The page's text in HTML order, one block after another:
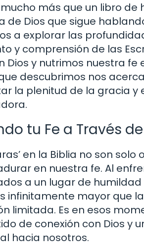
mucho más que un libro
de Dios que sigue
a explorar las
y comprensión de las
Dios y nutrimos nuestra
que descubrimos nos
la plenitud de la gracia
tu Fe a Través de
en la Biblia no son
en nuestra fe. Al
a un lugar de
infinitamente mayor que
limitada. Es en esos
de conexión con Dios y
hacia nosotros.